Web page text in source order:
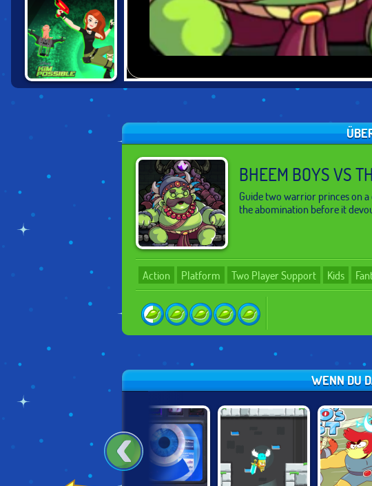
KIM POSSIBLE:
MISSION
BHEEM BOYS VS
Guide two warrior princes on
the abomination before it
Action Platform Two Player Support Kids
WENN DU